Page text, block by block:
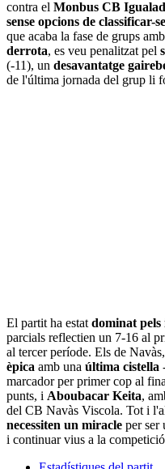
contra el Monbus CB
sense opcions de classificar-se
que acaba la fase de grups
derrota, es veu penalitzat pel
(-11), un desavantatge
de l'última jornada del grup li
El partit ha estat dominat pels
parcials reflectien un 7-16 al
al tercer període. Els de
èpica amb una última cistella
marcador per primer cop al
punts, i Aboubacar Keita,
del CB Navàs Viscola. Tot i
necessiten un miracle per ser
i continuar vius a la